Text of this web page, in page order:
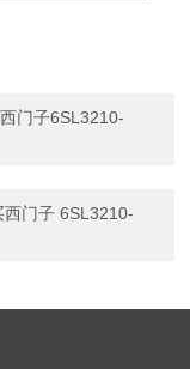
门子6SL3210-
门子 6SL3210-